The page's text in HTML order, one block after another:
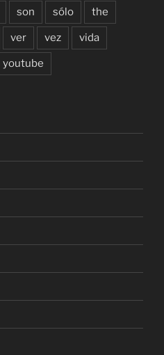
son sólo the
ver vez vida
youtube